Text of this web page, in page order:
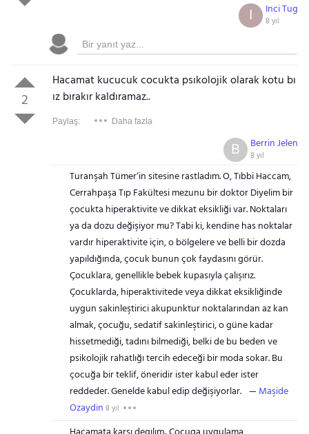
Inci Tug
8 yıl
I
2
Hacamat kucucuk cocukta psıkolojik olarak kotu bı
ız bırakır kaldıramaz..
Paylaş: Daha fazla
Berrin Jelen
8 yıl
B
Turanşah Tümer‘in sitesine rastladım. O, Tıbbi Haccam,
Cerrahpaşa Tıp Fakültesi mezunu bir doktor Diyelim bir
çocukta hiperaktivite ve dikkat eksikliği var. Noktaları
ya da dozu değişiyor mu? Tabi ki, kendine has noktalar
vardır hiperaktivite için, o bölgelere ve belli bir dozda
yapıldığında, çocuk bunun çok faydasını görür.
Çocuklara, genellikle bebek kupasıyla çalışırız.
Çocuklarda, hiperaktivitede veya dikkat eksikliğinde
uygun sakinleştirici akupunktur noktalarından az kan
almak, çocuğu, sedatif sakinleştirici, o güne kadar
hissetmediği, tadını bilmediği, belki de bu beden ve
psikolojik rahatlığı tercih edeceği bir moda sokar. Bu
çocuğa bir teklif, öneridir ister kabul eder ister
reddeder. Genelde kabul edip değişiyorlar.
Maşide
Ozaydin 8 yıl